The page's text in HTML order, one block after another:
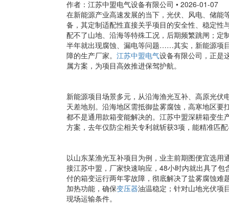
作者：江苏中盟电气设备有限公司 • 2026-01-07
在新能源产业高速发展的当下，光伏、风电、储能
备，其定制适配性直接关乎项目的安全性、稳定性
配不了山地、沿海等特殊工况，后期频繁跳闸；
半年就出现腐蚀、漏电等问题……其实，新能源项
障的生产厂家。 江苏中盟电气设备有限公司，正是
属方案，为项目高效推进保驾护航。
新能源项目场景多元，从沿海渔光互补、高原光
天差地别。沿海地区需抵御盐雾腐蚀，高寒地区
都不是通用款箱变能解决的。江苏中盟深耕箱变
方案，去年仅防尘相关专利就斩获3项，能精准匹
以山东某渔光互补项目为例，业主前期图便宜选
接江苏中盟，厂家快速响应，48小时内就出具了
付的箱变运行两年零故障，彻底解决了盐雾腐蚀
加热功能，确保变压器油温稳定；针对山地光伏项
现场运输条件。